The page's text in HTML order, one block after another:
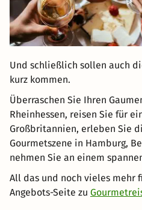
Und schließlich sollen auch
kurz kommen.
Überraschen Sie Ihren
Rheinhessen, reisen Sie für
Großbritannien, erleben Sie
Gourmetszene in Hamburg,
nehmen Sie an einem
All das und noch vieles mehr
Angebots-Seite zu